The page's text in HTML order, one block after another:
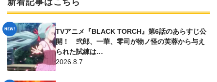
新着記事はこちら
TVアニメ『BLACK TORCH』第6話のあらすじ公
開！ 弐郎、一華、零司が物ノ怪の芙蓉から与え
られた試練は…
2026.8.7